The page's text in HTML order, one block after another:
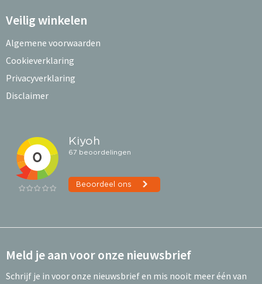
Veilig winkelen
Algemene voorwaarden
Cookieverklaring
Privacyverklaring
Disclaimer
Meld je aan voor onze nieuwsbrief
Schrijf je in voor onze nieuwsbrief en mis nooit meer één van